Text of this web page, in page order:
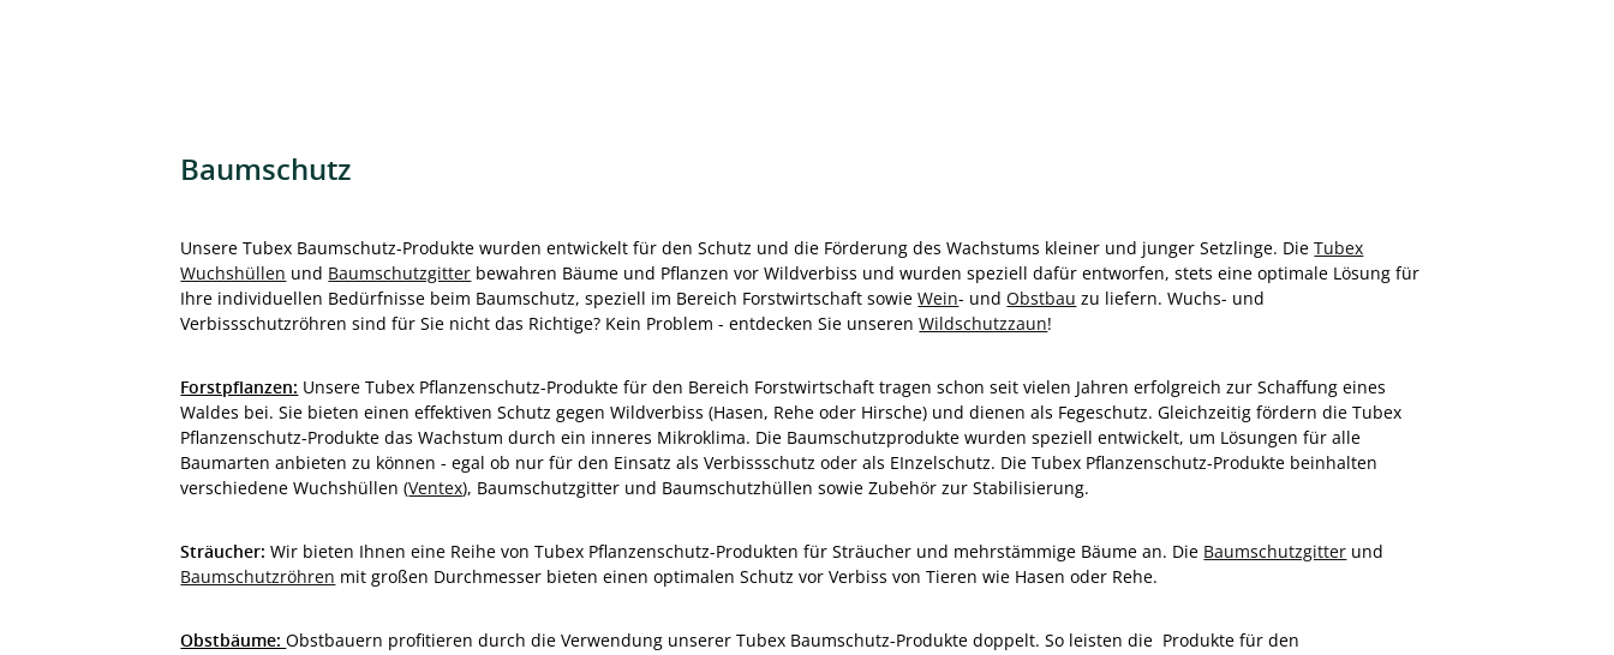
Baumschutz
Unsere Tubex Baumschutz-Produkte wurden entwickelt für den Schutz und die Förderung des Wachstums kleiner und junger Setzlinge. DieTubex
Wuchshüllen und Baumschutzgitter bewahren Bäume und Pflanzen vor Wildverbiss und wurden speziell dafür entworfen, stets eine optimale Lösung für
Ihre individuellen Bedürfnisse beim Baumschutz, speziell im Bereich Forstwirtschaft sowieWein- undObstbau zu liefern. Wuchs- und
Verbissschutzröhren sind für Sie nicht das Richtige? Kein Problem - entdecken Sie unserenWildschutzzaun!
Forstpflanzen: Unsere Tubex Pflanzenschutz-Produkte für den Bereich Forstwirtschaft tragen schon seit vielen Jahren erfolgreich zur Schaffung eines
Waldes bei. Sie bieten einen effektiven Schutz gegen Wildverbiss (Hasen, Rehe oder Hirsche) und dienen als Fegeschutz. Gleichzeitig fördern die Tubex
Pflanzenschutz-Produkte das Wachstum durch ein inneres Mikroklima. Die Baumschutzprodukte wurden speziell entwickelt, um Lösungen für alle
Baumarten anbieten zu können - egal ob nur für den Einsatz als Verbissschutz oder als EInzelschutz. Die Tubex Pflanzenschutz-Produkte beinhalten
verschiedene Wuchshüllen (Ventex), Baumschutzgitter und Baumschutzhüllen sowie Zubehör zur Stabilisierung.
Sträucher:Wir bieten Ihnen eine Reihe von Tubex Pflanzenschutz-Produkten für Sträucher und mehrstämmige Bäume an. Die Baumschutzgitter und
Baumschutzröhren mit großen Durchmesser bieten einen optimalen Schutz vor Verbiss von Tieren wie Hasen oder Rehe.
Obstbäume:Obstbauern profitieren durch die Verwendung unserer Tubex Baumschutz-Produkte doppelt. So leisten die Produkte für den